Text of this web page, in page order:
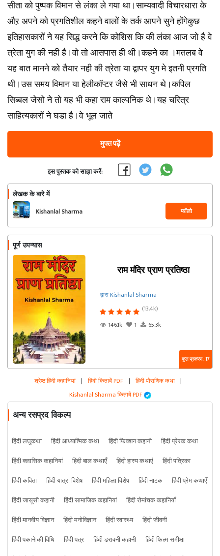
सीता को पुष्पक विमान से लंका ले गया था।साम्यवादी विचारधारा के
औऱ अपने को प्रगतिशील कहने वालों के तर्क आपने सुने होंगेकुछ
इतिहासकारों ने यह सिद्ध करने कि कोशिस कि की लंका आज जो है वे
त्रेता युग की नही है।वो तो आसपास ही थी।कहने का ।मतलब वे
यह बात मानने को तैयार नही की त्रेता या द्वापर युग मे इतनी प्रगति
थी।उस समय विमान या हेलीकॉप्टर जैसे भी साधन थे।कपिल
सिब्बल जेसो ने तो यह भी कहा राम काल्पनिक थे।यह चरित्र
साहित्यकारों ने घडा है।वे भूल जाते
मुफ्त पढ़ें
इस पुस्तक को साझा करें:
लेखक के बारे में
Kishanlal Sharma फॉलो
पूर्ण उपन्यास
राम मंदिर प्राण प्रतिष्ठा
द्वारा Kishanlal Sharma
(13.4k)
146.1k
1 65.3k
कुल प्रकरण : 17
श्रेष्ठ हिंदी कहानियां | हिंदी किताबें PDF | हिंदी पौराणिक कथा |
Kishanlal Sharma किताबें PDF
अन्य रसप्रद विकल्प
हिंदी लघुकथा हिंदी आध्यात्मिक कथा हिंदी फिक्शन कहानी
हिंदी प्रेरक कथा
हिंदी क्लासिक कहानियां
हिंदी बाल कथाएँ हिंदी हास्य कथाएं
हिंदी पत्रिका
हिंदी कविता
हिंदी यात्रा विशेष हिंदी महिला विशेष हिंदी नाटक
हिंदी प्रेम कथाएँ
हिंदी जासूसी कहानी
हिंदी सामाजिक कहानियां
हिंदी रोमांचक कहानियाँ
हिंदी मानवीय विज्ञान
हिंदी मनोविज्ञान हिंदी स्वास्थ्य
हिंदी जीवनी
हिंदी पकाने की विधि
हिंदी पत्र हिंदी डरावनी कहानी
हिंदी फिल्म समीक्षा